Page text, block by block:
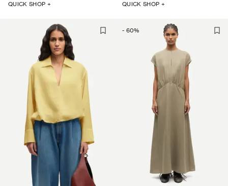
QUICK SHOP +
QUICK SHOP +
- 60%